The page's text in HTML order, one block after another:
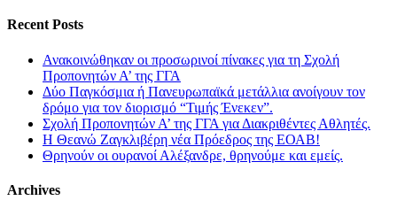
Recent Posts
Ανακοινώθηκαν οι προσωρινοί πίνακες για τη Σχολή
Προπονητών Α’ της ΓΓΑ
Δύο Παγκόσμια ή Πανευρωπαϊκά μετάλλια ανοίγουν τον
δρόμο για τον διορισμό “Τιμής Ένεκεν”.
Σχολή Προπονητών Α’ της ΓΓΑ για Διακριθέντες Αθλητές.
Η Θεανώ Ζαγκλιβέρη νέα Πρόεδρος της ΕΟΑΒ!
Θρηνούν οι ουρανοί Αλέξανδρε, θρηνούμε και εμείς.
Archives